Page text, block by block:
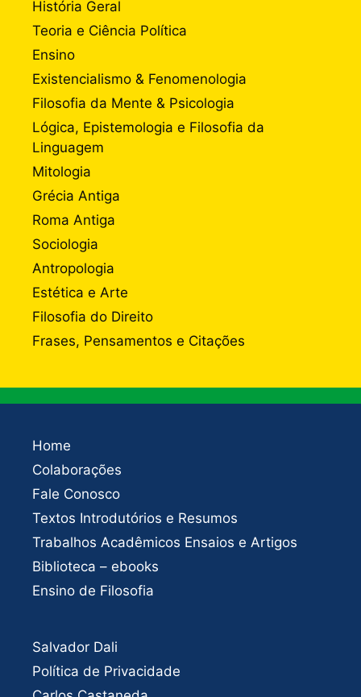
História Geral
Teoria e Ciência Política
Ensino
Existencialismo & Fenomenologia
Filosofia da Mente & Psicologia
Lógica, Epistemologia e Filosofia da
Linguagem
Mitologia
Grécia Antiga
Roma Antiga
Sociologia
Antropologia
Estética e Arte
Filosofia do Direito
Frases, Pensamentos e Citações
Home
Colaborações
Fale Conosco
Textos Introdutórios e Resumos
Trabalhos Acadêmicos Ensaios e Artigos
Biblioteca – ebooks
Ensino de Filosofia
Salvador Dali
Política de Privacidade